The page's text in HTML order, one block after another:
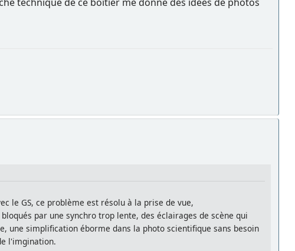
le GS, ce problème est résolu à la prise de vue,
par une synchro trop lente, des éclairages de scène qui
une simplification éborme dans la photo scientifique sans besoin
l'imgination.